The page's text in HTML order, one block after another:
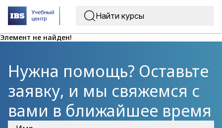
Элемент не найден!
Нужна помощь? Оставьте
заявку, и мы свяжемся с
вами в ближайшее время